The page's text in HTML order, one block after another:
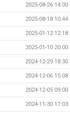
2025-08-26 14:00
2025-08-18 10:44
2025-01-12 12:18
2025-01-10 20:00
2024-12-29 18:30
2024-12-06 15:08
2024-12-05 09:00
2024-11-30 17:03